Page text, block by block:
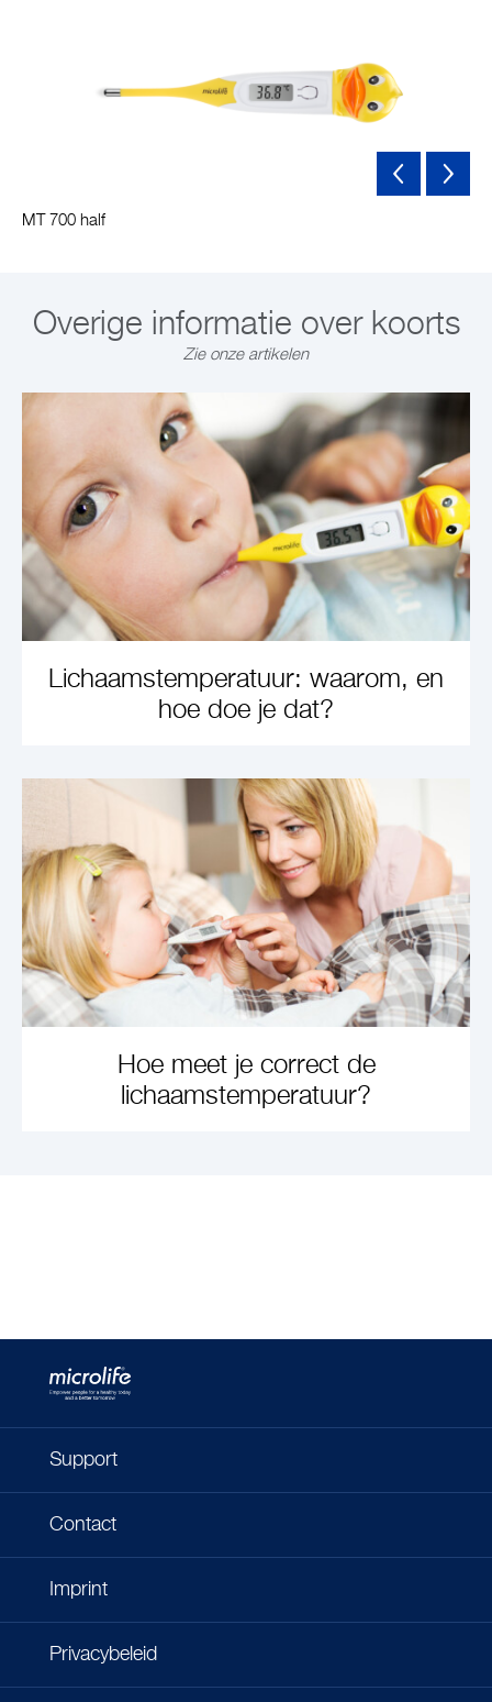
MT 700 half
Overige informatie over koorts
Zie onze artikelen
Lichaamstemperatuur: waarom, en
hoe doe je dat?
LEARN MORE
Hoe meet je correct de
lichaamstemperatuur?
LEARN MORE
Support
Contact
Imprint
Privacybeleid